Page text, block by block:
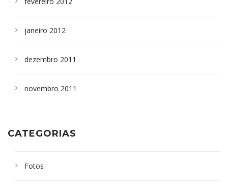
janeiro 2012
dezembro 2011
novembro 2011
CATEGORIAS
Fotos